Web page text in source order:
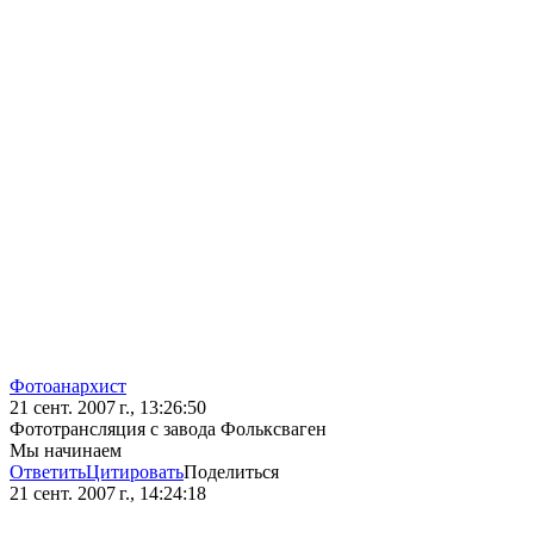
Фотоанархист
21 сент. 2007 г., 13:26:50
Фототрансляция с завода Фольксваген
Мы начинаем
ОтветитьЦитироватьПоделиться
21 сент. 2007 г., 14:24:18